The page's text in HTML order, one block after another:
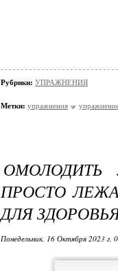
Рубрики: УПРАЖНЕНИЯ
Метки: упражнения
ПРОСТО
ДЛЯ
Понедельник, 16 Октября 2023 г.